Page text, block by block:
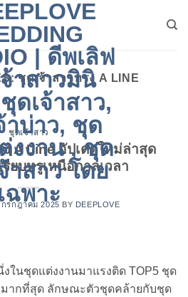
ชุดเจ้าสาวทรง A LINE
ชุดเจ้าสาว
A Line อัปเดตใหม่ล่าสุด
ยบหรูเหนือกาลเวลา
กรกฎาคม 2025 BY DEEPLOVE
งในชุดแต่งงานมาแรงติด TOP5 ชุด
มากที่สุด ลักษณะตัวชุดคล้ายกับชุด